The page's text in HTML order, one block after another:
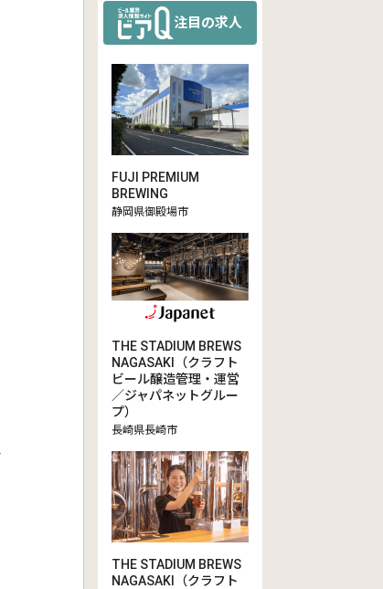
注目の求人
FUJI PREMIUM
BREWING
静岡県御殿場市
THE STADIUM BREWS
NAGASAKI（クラフト
ビール醸造管理・運営
／ジャパネットグルー
プ）
長崎県長崎市
THE STADIUM BREWS
NAGASAKI（クラフト